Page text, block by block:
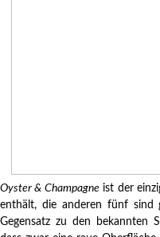
Oyster & Champagneist der
enthält, die anderen fünf sind
Gegensatz zu den bekannten